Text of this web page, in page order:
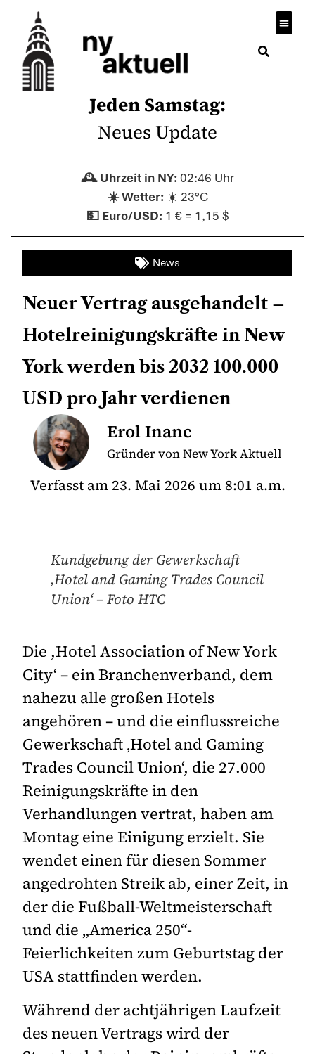
Jeden Samstag:
Neues Update
02:46 Uhr
☀️ 23°C
1 € = 1,15 $
News
Neuer Vertrag ausgehandelt –
Hotelreinigungskräfte in New
York werden bis 2032 100.000
USD pro Jahr verdienen
Erol Inanc
Gründer von New York Aktuell
Verfasst am 23. Mai 2026 um 8:01 a.m.
Kundgebung der Gewerkschaft
‚Hotel and Gaming Trades Council
Union‘ – Foto HTC
Die ,Hotel Association of New York
City‘ – ein Branchenverband, dem
nahezu alle großen Hotels
angehören – und die einflussreiche
Gewerkschaft ‚Hotel and Gaming
Trades Council Union‘, die 27.000
Reinigungskräfte in den
Verhandlungen vertrat, haben am
Montag eine Einigung erzielt. Sie
wendet einen für diesen Sommer
angedrohten Streik ab, einer Zeit, in
der die Fußball-Weltmeisterschaft
und die „America 250“-
Feierlichkeiten zum Geburtstag der
USA stattfinden werden.
Während der achtjährigen Laufzeit
des neuen Vertrags wird der